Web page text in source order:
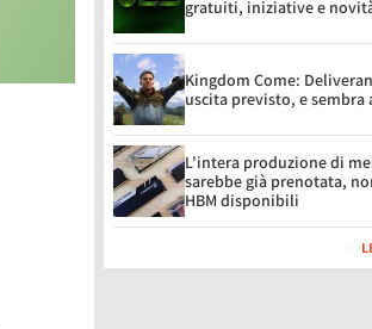
gratuiti, iniziative e
Kingdom Come:
uscita previsto, e
L'intera produzione di
sarebbe già prenotata,
HBM disponibili